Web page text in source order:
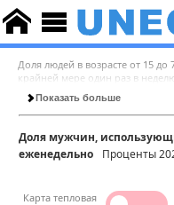
Доля людей в возрасте от 15
крайней мере один раз в
предшествующие опросу.
Показать больше
Доля мужчин,
еженедельно
Проценты
Карта тепловая